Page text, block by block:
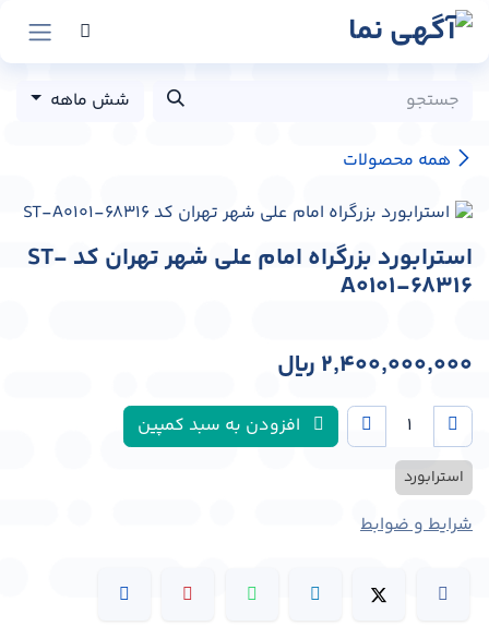
پرش به محتوا
همه محصولات
شش ماهه
استرابورد بزرگراه امام علی شهر تهران کد ST-
A0101-68316
2,400,000,000 ﷼
افزودن به سبد کمپین
استرابورد
شرایط و ضوابط